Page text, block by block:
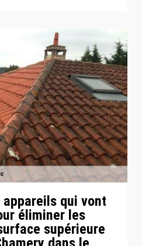
qui vont
éliminer les
supérieure